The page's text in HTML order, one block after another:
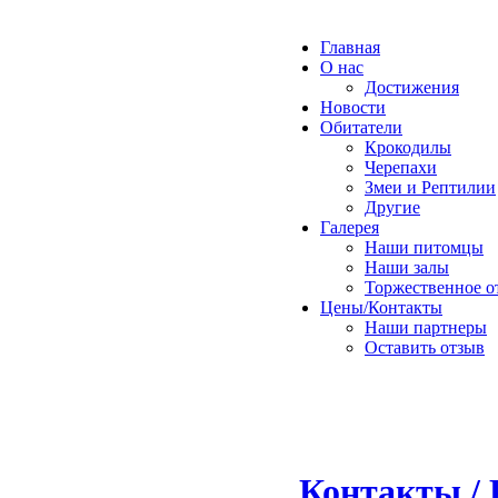
Главная
О нас
Достижения
Новости
Обитатели
Крокодилы
Черепахи
Змеи и Рептилии
Другие
Галерея
Наши питомцы
Наши залы
Торжественное
Цены/Контакты
Наши партнеры
Оставить отзыв